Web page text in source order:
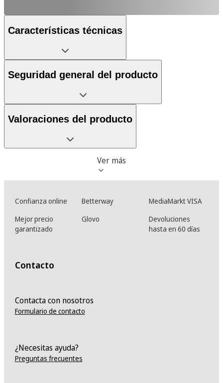
Características técnicas
Seguridad general del producto
Valoraciones del producto
Ver más
Confianza online Betterway
MediaMarkt VISA
Mejor precio
garantizado
Glovo
Devoluciones
hasta en 60 días
Contacto
Contacta con nosotros
Formulario de contacto
¿Necesitas ayuda?
Preguntas frecuentes